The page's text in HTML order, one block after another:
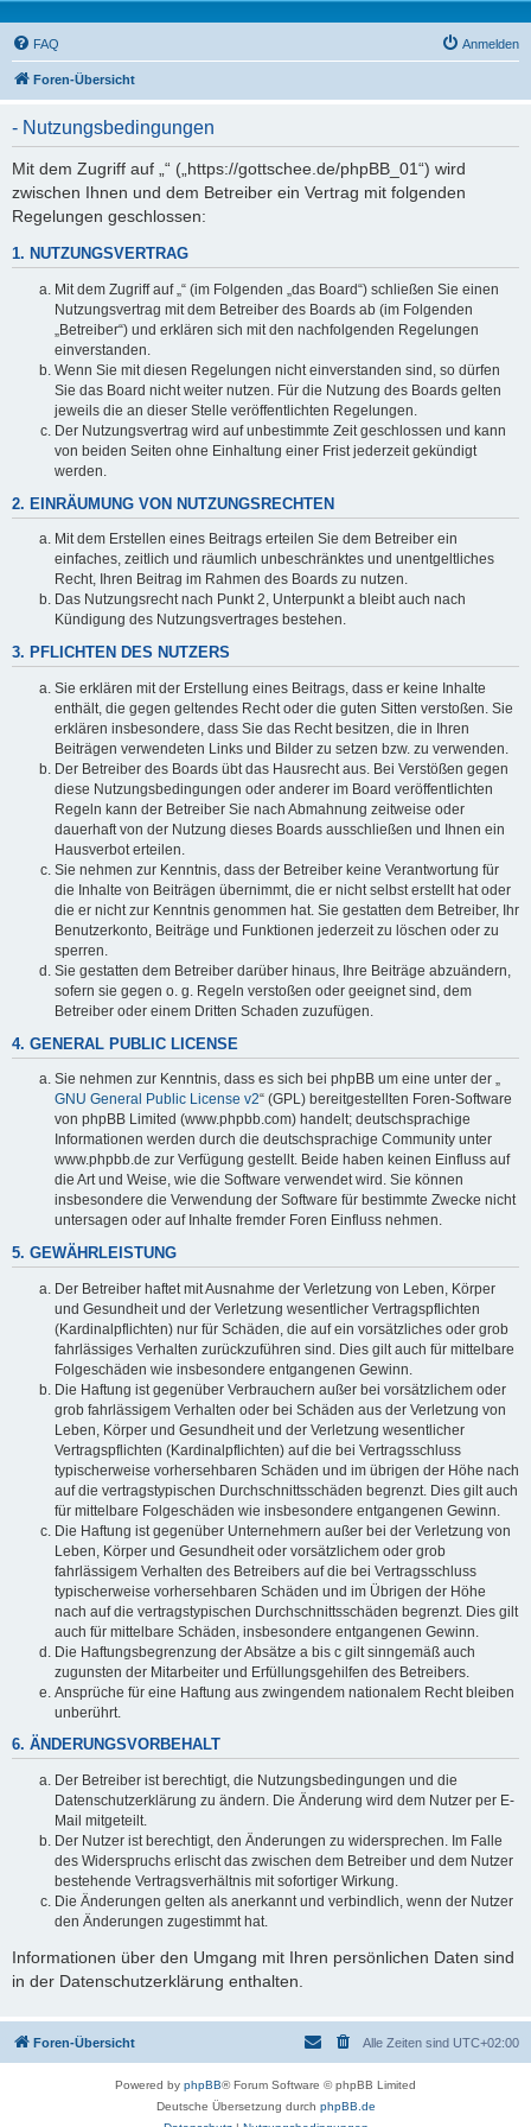
FAQ Anmelden
Foren-Übersicht
- Nutzungsbedingungen
Mit dem Zugriff auf „“ („https://gottschee.de/phpBB_01“) wird
zwischen Ihnen und dem Betreiber ein Vertrag mit folgenden
Regelungen geschlossen:
1. NUTZUNGSVERTRAG
Mit dem Zugriff auf „“ (im Folgenden „das Board“) schließen Sie einen
Nutzungsvertrag mit dem Betreiber des Boards ab (im Folgenden
„Betreiber“) und erklären sich mit den nachfolgenden Regelungen
einverstanden.
Wenn Sie mit diesen Regelungen nicht einverstanden sind, so dürfen
Sie das Board nicht weiter nutzen. Für die Nutzung des Boards gelten
jeweils die an dieser Stelle veröffentlichten Regelungen.
Der Nutzungsvertrag wird auf unbestimmte Zeit geschlossen und kann
von beiden Seiten ohne Einhaltung einer Frist jederzeit gekündigt
werden.
2. EINRÄUMUNG VON NUTZUNGSRECHTEN
Mit dem Erstellen eines Beitrags erteilen Sie dem Betreiber ein
einfaches, zeitlich und räumlich unbeschränktes und unentgeltliches
Recht, Ihren Beitrag im Rahmen des Boards zu nutzen.
Das Nutzungsrecht nach Punkt 2, Unterpunkt a bleibt auch nach
Kündigung des Nutzungsvertrages bestehen.
3. PFLICHTEN DES NUTZERS
Sie erklären mit der Erstellung eines Beitrags, dass er keine Inhalte
enthält, die gegen geltendes Recht oder die guten Sitten verstoßen. Sie
erklären insbesondere, dass Sie das Recht besitzen, die in Ihren
Beiträgen verwendeten Links und Bilder zu setzen bzw. zu verwenden.
Der Betreiber des Boards übt das Hausrecht aus. Bei Verstößen gegen
diese Nutzungsbedingungen oder anderer im Board veröffentlichten
Regeln kann der Betreiber Sie nach Abmahnung zeitweise oder
dauerhaft von der Nutzung dieses Boards ausschließen und Ihnen ein
Hausverbot erteilen.
Sie nehmen zur Kenntnis, dass der Betreiber keine Verantwortung für
die Inhalte von Beiträgen übernimmt, die er nicht selbst erstellt hat oder
die er nicht zur Kenntnis genommen hat. Sie gestatten dem Betreiber, Ihr
Benutzerkonto, Beiträge und Funktionen jederzeit zu löschen oder zu
sperren.
Sie gestatten dem Betreiber darüber hinaus, Ihre Beiträge abzuändern,
sofern sie gegen o. g. Regeln verstoßen oder geeignet sind, dem
Betreiber oder einem Dritten Schaden zuzufügen.
4. GENERAL PUBLIC LICENSE
Sie nehmen zur Kenntnis, dass es sich bei phpBB um eine unter der „
GNU General Public License v2“ (GPL) bereitgestellten Foren-Software
von phpBB Limited (www.phpbb.com) handelt; deutschsprachige
Informationen werden durch die deutschsprachige Community unter
www.phpbb.de zur Verfügung gestellt. Beide haben keinen Einfluss auf
die Art und Weise, wie die Software verwendet wird. Sie können
insbesondere die Verwendung der Software für bestimmte Zwecke nicht
untersagen oder auf Inhalte fremder Foren Einfluss nehmen.
5. GEWÄHRLEISTUNG
Der Betreiber haftet mit Ausnahme der Verletzung von Leben, Körper
und Gesundheit und der Verletzung wesentlicher Vertragspflichten
(Kardinalpflichten) nur für Schäden, die auf ein vorsätzliches oder grob
fahrlässiges Verhalten zurückzuführen sind. Dies gilt auch für mittelbare
Folgeschäden wie insbesondere entgangenen Gewinn.
Die Haftung ist gegenüber Verbrauchern außer bei vorsätzlichem oder
grob fahrlässigem Verhalten oder bei Schäden aus der Verletzung von
Leben, Körper und Gesundheit und der Verletzung wesentlicher
Vertragspflichten (Kardinalpflichten) auf die bei Vertragsschluss
typischerweise vorhersehbaren Schäden und im übrigen der Höhe nach
auf die vertragstypischen Durchschnittsschäden begrenzt. Dies gilt auch
für mittelbare Folgeschäden wie insbesondere entgangenen Gewinn.
Die Haftung ist gegenüber Unternehmern außer bei der Verletzung von
Leben, Körper und Gesundheit oder vorsätzlichem oder grob
fahrlässigem Verhalten des Betreibers auf die bei Vertragsschluss
typischerweise vorhersehbaren Schäden und im Übrigen der Höhe
nach auf die vertragstypischen Durchschnittsschäden begrenzt. Dies gilt
auch für mittelbare Schäden, insbesondere entgangenen Gewinn.
Die Haftungsbegrenzung der Absätze a bis c gilt sinngemäß auch
zugunsten der Mitarbeiter und Erfüllungsgehilfen des Betreibers.
Ansprüche für eine Haftung aus zwingendem nationalem Recht bleiben
unberührt.
6. ÄNDERUNGSVORBEHALT
Der Betreiber ist berechtigt, die Nutzungsbedingungen und die
Datenschutzerklärung zu ändern. Die Änderung wird dem Nutzer per E-
Mail mitgeteilt.
Der Nutzer ist berechtigt, den Änderungen zu widersprechen. Im Falle
des Widerspruchs erlischt das zwischen dem Betreiber und dem Nutzer
bestehende Vertragsverhältnis mit sofortiger Wirkung.
Die Änderungen gelten als anerkannt und verbindlich, wenn der Nutzer
den Änderungen zugestimmt hat.
Informationen über den Umgang mit Ihren persönlichen Daten sind
in der Datenschutzerklärung enthalten.
Foren-Übersicht Alle Zeiten sind UTC+02:00
Powered by phpBB® Forum Software © phpBB Limited
Deutsche Übersetzung durch phpBB.de